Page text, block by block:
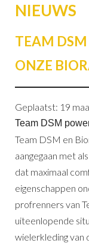
NIEUWS
TEAM DSM
ONZE
Geplaatst: 19
Team DSM
Team DSM en
aangegaan met
dat maximaal
eigenschappen
profrenners van
uiteenlopende
wielerkleding van